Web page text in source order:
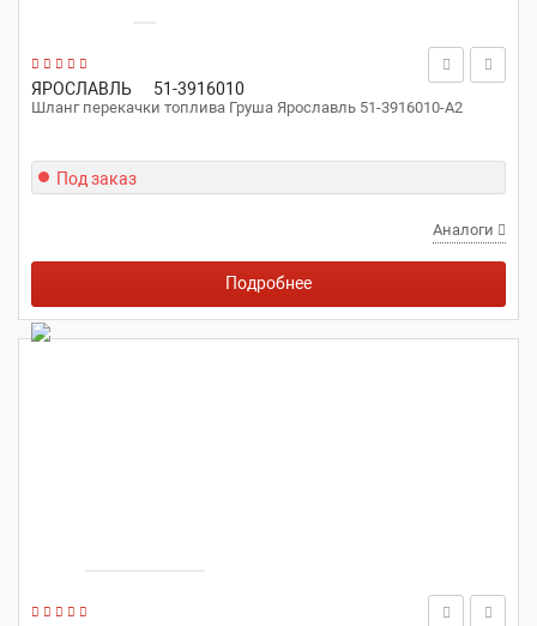
ЯРОСЛАВЛЬ 51-3916010
Шланг перекачки топлива Груша Ярославль 51-3916010-А2
Под заказ
Аналоги
Подробнее